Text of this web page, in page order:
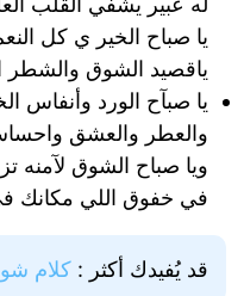
يا صباح الخير ي كل
ياقصيد الشوق والشطر
يا صبآح الورد وأنفاس
والعطر والعشق
ويا صباح الشوق لآمنه
في خفوق اللي مكانك
قد يُفيدك أكثر : كلام